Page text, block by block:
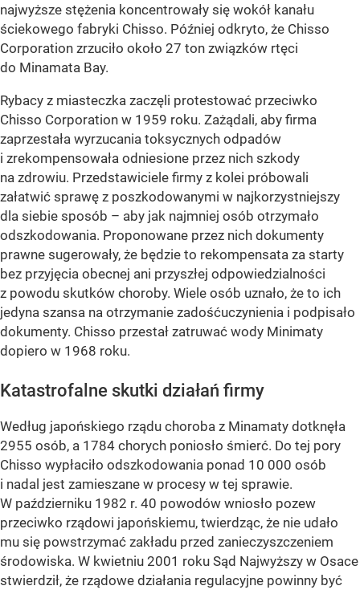
najwyższe stężenia koncentrowały się wokół kanału
ściekowego fabryki Chisso. Później odkryto, że Chisso
Corporation zrzuciło około 27 ton związków rtęci
do Minamata Bay.
Rybacy z miasteczka zaczęli protestować przeciwko
Chisso Corporation w 1959 roku. Zażądali, aby firma
zaprzestała wyrzucania toksycznych odpadów
i zrekompensowała odniesione przez nich szkody
na zdrowiu. Przedstawiciele firmy z kolei próbowali
załatwić sprawę z poszkodowanymi w najkorzystniejszy
dla siebie sposób – aby jak najmniej osób otrzymało
odszkodowania. Proponowane przez nich dokumenty
prawne sugerowały, że będzie to rekompensata za starty
bez przyjęcia obecnej ani przyszłej odpowiedzialności
z powodu skutków choroby. Wiele osób uznało, że to ich
jedyna szansa na otrzymanie zadośćuczynienia i podpisało
dokumenty. Chisso przestał zatruwać wody Minimaty
dopiero w 1968 roku.
Katastrofalne skutki działań firmy
Według japońskiego rządu choroba z Minamaty dotknęła
2955 osób, a 1784 chorych poniosło śmierć. Do tej pory
Chisso wypłaciło odszkodowania ponad 10 000 osób
i nadal jest zamieszane w procesy w tej sprawie.
W październiku 1982 r. 40 powodów wniosło pozew
przeciwko rządowi japońskiemu, twierdząc, że nie udało
mu się powstrzymać zakładu przed zanieczyszczeniem
środowiska. W kwietniu 2001 roku Sąd Najwyższy w Osace
stwierdził, że rządowe działania regulacyjne powinny być